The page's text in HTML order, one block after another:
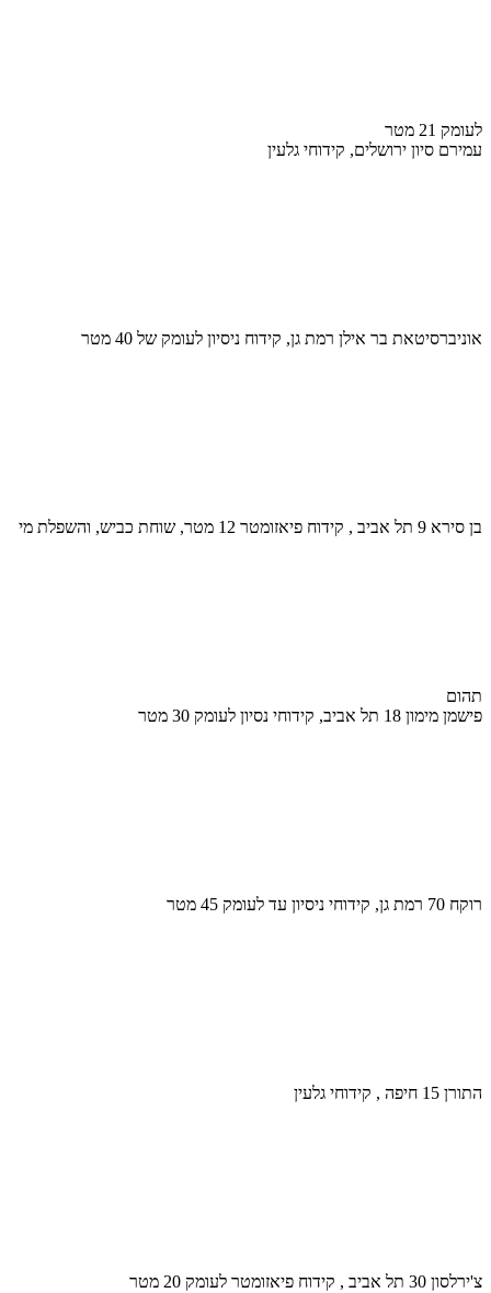
לעומק 21 מטר
עמירם סיון ירושלים, קידוחי גלעין
אוניברסיטאת בר אילן רמת גן, קידוח ניסיון לעומק של 40 מטר
בן סירא 9 תל אביב , קידוח פיאזומטר 12 מטר, שוחת כביש, והשפלת מי
תהום
פישמן מימון 18 תל אביב, קידוחי נסיון לעומק 30 מטר
רוקח 70 רמת גן, קידוחי ניסיון עד לעומק 45 מטר
התורן 15 חיפה , קידוחי גלעין
צ'ירלסון 30 תל אביב , קידוח פיאזומטר לעומק 20 מטר